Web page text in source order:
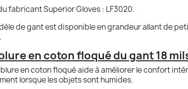
fabricant Superior Gloves : LF3020.
de gant est disponible en grandeur allant de
en coton floqué du gant 18
en coton floqué aide à améliorer le confort
lorsque les objets sont humides.